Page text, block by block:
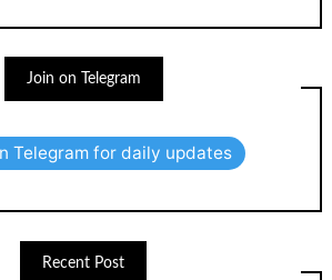
Join on Telegram
Telegram for daily updates
Recent Post